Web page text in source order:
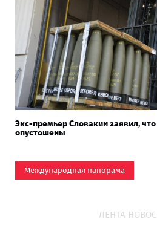
Экс-премьер Словакии заявил,
опустошены
Международная панорама
ЛЕНТА